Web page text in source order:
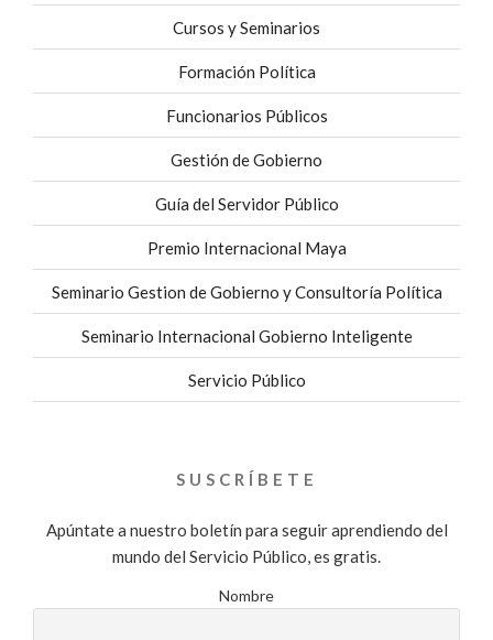
Cursos y Seminarios
Formación Política
Funcionarios Públicos
Gestión de Gobierno
Guía del Servidor Público
Premio Internacional Maya
Seminario Gestion de Gobierno y Consultoría Política
Seminario Internacional Gobierno Inteligente
Servicio Público
SUSCRÍBETE
Apúntate a nuestro boletín para seguir aprendiendo del
mundo del Servicio Público, es gratis.
Nombre